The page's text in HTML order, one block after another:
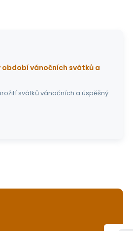
vánočních svátků a
svátků vánočních a úspěšný